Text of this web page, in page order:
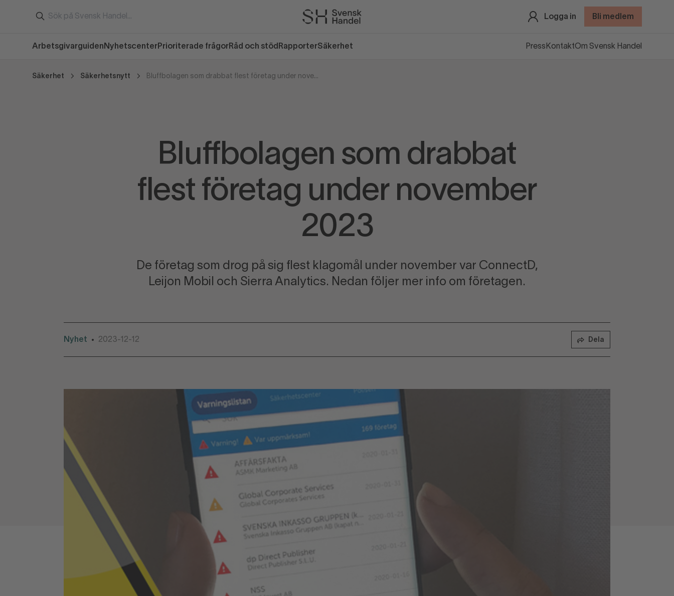
Logga in Bli medlem
Arbetsgivarguiden Nyhetscenter Prioriterade frågor Råd och stöd RapporterSäkerhet Press KontaktOm Svensk Handel
Säkerhet Säkerhetsnytt Bluffbolagen som drabbat flest företag under november 2023
Bluffbolagen som drabbat
flest företag under november
2023
De företag som drog på sig flest klagomål under november var ConnectD,
Leijon Mobil och Sierra Analytics. Nedan följer mer info om företagen.
Nyhet • 2023-12-12 Dela